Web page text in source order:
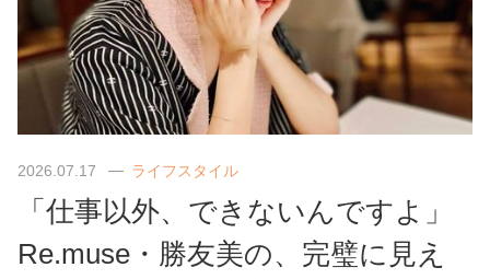
2026.07.17 ライフスタイル
「仕事以外、できないんですよ」
Re.muse・勝友美の、完璧に見え